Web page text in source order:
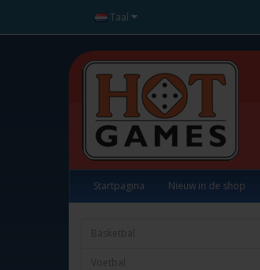
Taal
Startpagina Nieuw in de shop
Basketbal
Voetbal